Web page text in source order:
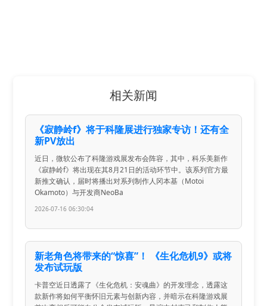
相关新闻
《寂静岭f》将于科隆展进行独家专访！还有全
新PV放出
近日，微软公布了科隆游戏展发布会阵容，其中，科乐美新作
《寂静岭f》将出现在其8月21日的活动环节中。该系列官方最
新推文确认，届时将播出对系列制作人冈本基（Motoi
Okamoto）与开发商NeoBa
2026-07-16 06:30:04
新老角色将带来的“惊喜”！ 《生化危机9》或将
发布试玩版
卡普空近日透露了《生化危机：安魂曲》的开发理念，透露这
款新作将如何平衡怀旧元素与创新内容，并暗示在科隆游戏展